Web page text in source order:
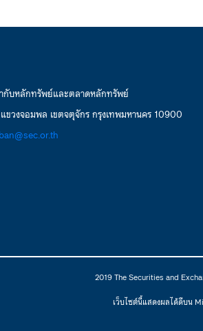
กับหลักทรัพย์และตลาดหลักทรัพย์
วงจอมพล เขตจตุจักร กรุงเทพมหานคร 10900
2019 The Securities and
เว็บไซต์นี้แสดงผลได้ดีบน